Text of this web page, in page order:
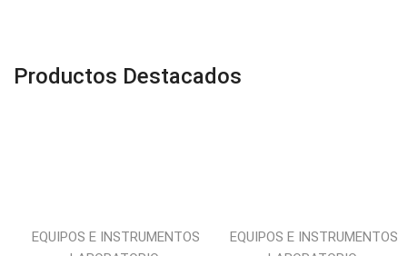
Productos Destacados
EQUIPOS E INSTRUMENTOS
EQUIPOS E INSTRUMENTOS